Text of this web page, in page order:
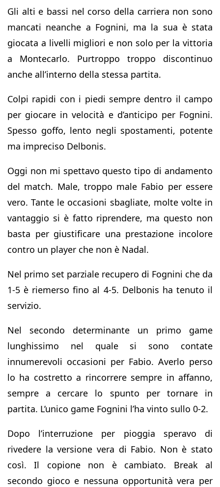
Gli alti e bassi nel corso della carriera non sono
mancati neanche a Fognini, ma la sua è stata
giocata a livelli migliori e non solo per la vittoria
a Montecarlo. Purtroppo troppo discontinuo
anche all’interno della stessa partita.
Colpi rapidi con i piedi sempre dentro il campo
per giocare in velocità e d’anticipo per Fognini.
Spesso goffo, lento negli spostamenti, potente
ma impreciso Delbonis.
Oggi non mi spettavo questo tipo di andamento
del match. Male, troppo male Fabio per essere
vero. Tante le occasioni sbagliate, molte volte in
vantaggio si è fatto riprendere, ma questo non
basta per giustificare una prestazione incolore
contro un player che non è Nadal.
Nel primo set parziale recupero di Fognini che da
1-5 è riemerso fino al 4-5. Delbonis ha tenuto il
servizio.
Nel secondo determinante un primo game
lunghissimo nel quale si sono contate
innumerevoli occasioni per Fabio. Averlo perso
lo ha costretto a rincorrere sempre in affanno,
sempre a cercare lo spunto per tornare in
partita. L’unico game Fognini l’ha vinto sullo 0-2.
Dopo l’interruzione per pioggia speravo di
rivedere la versione vera di Fabio. Non è stato
così. Il copione non è cambiato. Break al
secondo gioco e nessuna opportunità vera per